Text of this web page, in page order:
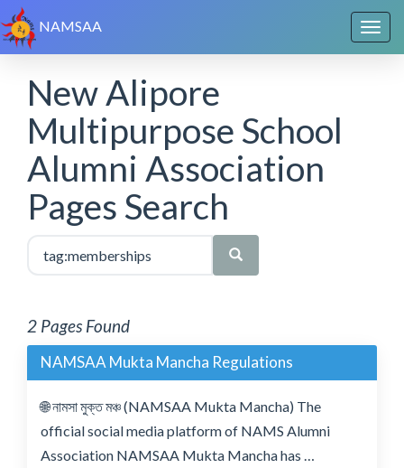
NAMSAA
New Alipore
Multipurpose School
Alumni Association
Pages Search
2 Pages Found
NAMSAA Mukta Mancha Regulations
🌐 নামসা মুক্ত মঞ্চ (NAMSAA Mukta Mancha) The
official social media platform of NAMS Alumni
Association NAMSAA Mukta Mancha has …